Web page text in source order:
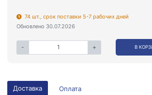
74 шт., срок поставки 5-7 рабочих дней
Обновлено 30.07.2026
- + В
Доставка Оплата